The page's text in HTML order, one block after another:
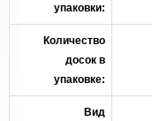
упаковки:
Количество
досок в
упаковке:
Вид